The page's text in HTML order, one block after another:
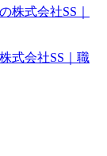
式会社SS｜職